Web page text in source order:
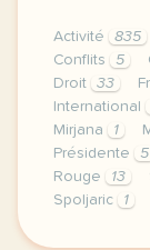
Activité 835
Conflits
5
Droit
33
International
Mirjana
1
Présidente
5
Rouge
13
Spoljaric
1
le